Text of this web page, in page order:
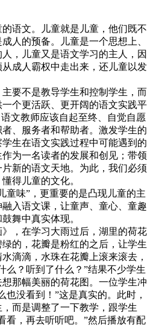
文。儿童就是儿童，他们既不
人的预备。儿童是一个思想上、
，儿童又是语文学习的主人，因
成人霸权中走出来，还儿童以发
不是教导学生和控制学生，而
个更活跃、更开阔的语文实践平
文教师应该自起至终、自觉自愿
、服务者和帮助者。激发学生的
生在语文实践过程中可能遇到的
为一名读者的发展和创见；带领
新的语文天地。为此，我们必须
得儿童的文化。
味”，更重要的是凸现儿童的主
入语文课，让童声、童心、童趣
舞中真实体现。
在学习大雨过后，湖里的荷花
的，花瓣是粉红的之后，让学生
滴滴，水珠在花瓣上滚来滚去，
么？听到了什么？”结果不少学生
那幅美丽的荷花图。一位学生冲
也没看到！”这是真实的。此时，
而是调整了一下教学，跟学生
看，再去听听吧。”然后播放有配